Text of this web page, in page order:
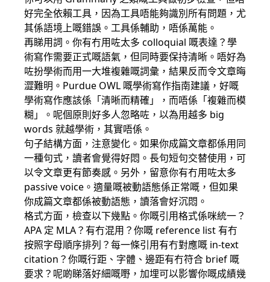
好完全依賴工具，因為工具唔能夠識別所有問題，尤
其係語境上嘅錯誤。工具係輔助，唔係萬能。
再睇用詞。你有冇用咗太多 colloquial 嘅表達？學
術寫作需要正式嘅語氣，但同時要保持清晰。唔好為
咗扮學術而用一大堆複雜嘅詞彙，結果反而令文章晦
澀難明。Purdue OWL 嘅學術寫作指南建議，好嘅
學術寫作應該係「清晰而精確」，而唔係「複雜而模
糊」。呢個原則好多人忽略咗，以為用越多 big
words 就越學術，其實唔係。
句子結構方面，注意變化。如果你成篇文章都係用同
一種句式，讀者會覺得好悶。長句短句交替使用，可
以令文章更有節奏感。另外，留意你有冇用咗太多
passive voice。適量嘅被動語態係正常嘅，但如果
你成篇文章都係被動語態，讀落會好沉悶。
格式方面，檢查以下幾點。你嘅引用格式係咪統一？
APA 定 MLA？有冇混用？你嘅 reference list 有冇
按照字母順序排列？每一條引用有冇對應嘅 in-text
citation？你嘅行距、字體、邊距有冇符合 brief 嘅
要求？呢啲睇落好細嘅嘢，加埋可以影響你嘅成績幾